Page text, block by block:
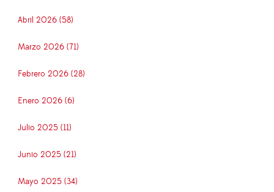
Abril 2026 (58)
Marzo 2026 (71)
Febrero 2026 (28)
Enero 2026 (6)
Julio 2025 (11)
Junio 2025 (21)
Mayo 2025 (34)